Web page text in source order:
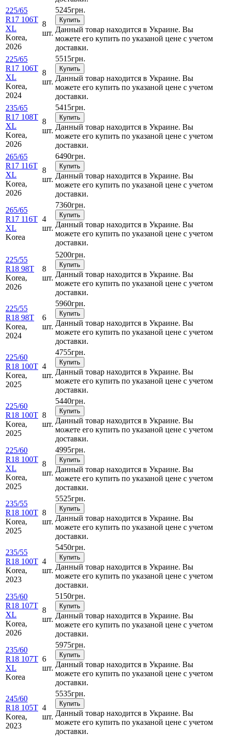
225/65
R17 106T
XL
Korea,
2026
8
шт.
5245грн.
Купить
Данный товар находится в Украине. Вы
можете его купить по указаной цене с учетом
доставки.
225/65
R17 106T
XL
Korea,
2024
8
шт.
5515грн.
Купить
Данный товар находится в Украине. Вы
можете его купить по указаной цене с учетом
доставки.
235/65
R17 108T
XL
Korea,
2026
8
шт.
5415грн.
Купить
Данный товар находится в Украине. Вы
можете его купить по указаной цене с учетом
доставки.
265/65
R17 116T
XL
Korea,
2026
8
шт.
6490грн.
Купить
Данный товар находится в Украине. Вы
можете его купить по указаной цене с учетом
доставки.
265/65
R17 116T
XL
Korea
4
шт.
7360грн.
Купить
Данный товар находится в Украине. Вы
можете его купить по указаной цене с учетом
доставки.
225/55
R18 98T
Korea,
2026
8
шт.
5200грн.
Купить
Данный товар находится в Украине. Вы
можете его купить по указаной цене с учетом
доставки.
225/55
R18 98T
Korea,
2024
6
шт.
5960грн.
Купить
Данный товар находится в Украине. Вы
можете его купить по указаной цене с учетом
доставки.
225/60
R18 100T
Korea,
2025
4
шт.
4755грн.
Купить
Данный товар находится в Украине. Вы
можете его купить по указаной цене с учетом
доставки.
225/60
R18 100T
Korea,
2025
8
шт.
5440грн.
Купить
Данный товар находится в Украине. Вы
можете его купить по указаной цене с учетом
доставки.
225/60
R18 100T
XL
Korea,
2025
8
шт.
4995грн.
Купить
Данный товар находится в Украине. Вы
можете его купить по указаной цене с учетом
доставки.
235/55
R18 100T
Korea,
2025
8
шт.
5525грн.
Купить
Данный товар находится в Украине. Вы
можете его купить по указаной цене с учетом
доставки.
235/55
R18 100T
Korea,
2023
4
шт.
5450грн.
Купить
Данный товар находится в Украине. Вы
можете его купить по указаной цене с учетом
доставки.
235/60
R18 107T
XL
Korea,
2026
8
шт.
5150грн.
Купить
Данный товар находится в Украине. Вы
можете его купить по указаной цене с учетом
доставки.
235/60
R18 107T
XL
Korea
6
шт.
5975грн.
Купить
Данный товар находится в Украине. Вы
можете его купить по указаной цене с учетом
доставки.
245/60
R18 105T
Korea,
2023
4
шт.
5535грн.
Купить
Данный товар находится в Украине. Вы
можете его купить по указаной цене с учетом
доставки.